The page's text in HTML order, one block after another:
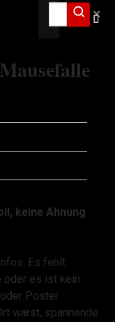
✕
keine Ahnung
Es fehlt
es ist kein
Poster
warst, spannende